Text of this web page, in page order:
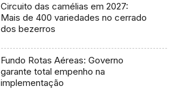
Circuito das camélias em 2027:
Mais de 400 variedades no cerrado
dos bezerros
Fundo Rotas Aéreas: Governo
garante total empenho na
implementação